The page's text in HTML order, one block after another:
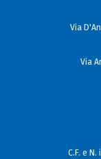
Via
Via
C.F. e